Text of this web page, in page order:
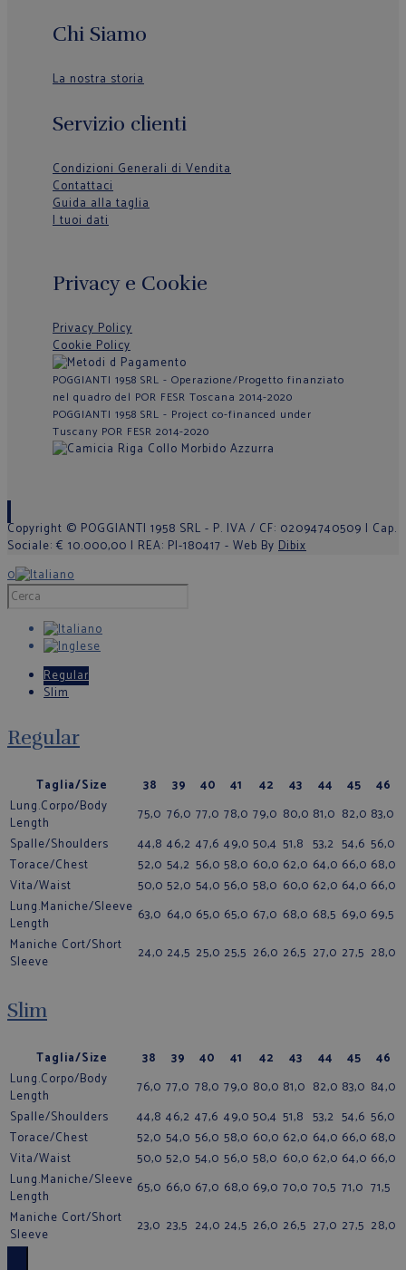
Chi Siamo
La nostra storia
Servizio clienti
Condizioni Generali di Vendita
Contattaci
Guida alla taglia
I tuoi dati
Privacy e Cookie
Privacy Policy
Cookie Policy
POGGIANTI 1958 SRL - Operazione/Progetto finanziato
nel quadro del POR FESR Toscana 2014-2020
POGGIANTI 1958 SRL - Project co-financed under
Tuscany POR FESR 2014-2020
Copyright © POGGIANTI 1958 SRL - P. IVA / CF: 02094740509 | Cap.
Sociale: € 10.000,00 | REA: PI-180417 - Web By Dibix
0
Regular
Slim
Regular
Taglia/Size 38 39 40 41 42 43 44 45
46
Lung.Corpo/Body
Length
75,0 76,0 77,0 78,0 79,0 80,0 81,0 82,0 83,0
Spalle/Shoulders
44,8 46,2 47,6 49,0 50,4 51,8 53,2 54,6 56,0
Torace/Chest
52,0 54,2 56,0 58,0 60,0 62,0 64,0 66,0 68,0
Vita/Waist
50,0 52,0 54,0 56,0 58,0 60,0 62,0 64,0 66,0
Lung.Maniche/Sleeve
Length
63,0 64,0 65,0 65,0 67,0 68,0 68,5 69,0 69,5
Maniche Cort/Short
Sleeve
24,0 24,5 25,0 25,5 26,0 26,5 27,0 27,5 28,0
Slim
Taglia/Size 38 39 40 41 42 43 44 45
46
Lung.Corpo/Body
Length
76,0 77,0 78,0 79,0 80,0 81,0 82,0 83,0 84,0
Spalle/Shoulders
44,8 46,2 47,6 49,0 50,4 51,8 53,2 54,6 56,0
Torace/Chest
52,0 54,0 56,0 58,0 60,0 62,0 64,0 66,0 68,0
Vita/Waist
50,0 52,0 54,0 56,0 58,0 60,0 62,0 64,0 66,0
Lung.Maniche/Sleeve
Length
65,0 66,0 67,0 68,0 69,0 70,0 70,5 71,0 71,5
Maniche Cort/Short
Sleeve
23,0 23,5 24,0 24,5 26,0 26,5 27,0 27,5 28,0